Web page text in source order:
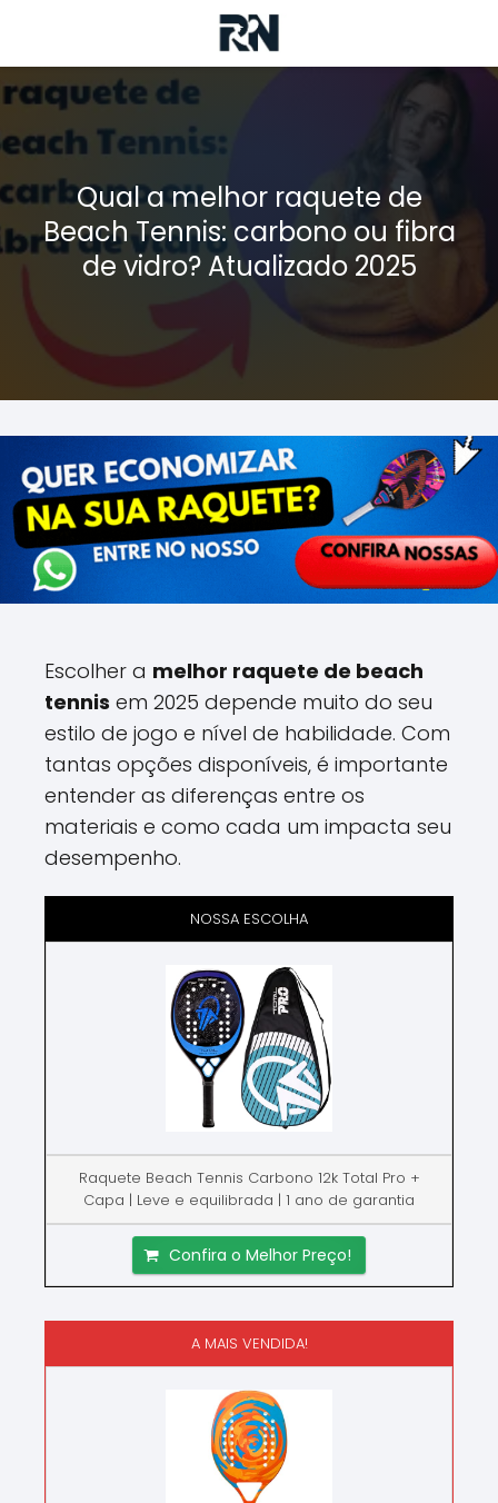
Qual a melhor raquete de
Beach Tennis: carbono ou fibra
de vidro? Atualizado 2025
Escolher a melhor raquete de beach
tennis em 2025 depende muito do seu
estilo de jogo e nível de habilidade. Com
tantas opções disponíveis, é importante
entender as diferenças entre os
materiais e como cada um impacta seu
desempenho.
NOSSA ESCOLHA
Raquete Beach Tennis Carbono 12k Total Pro +
Capa | Leve e equilibrada | 1 ano de garantia
Confira o Melhor Preço!
A MAIS VENDIDA!